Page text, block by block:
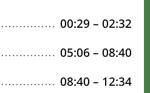
00:29 – 02:32
05:06 – 08:40
08:40 – 12:34